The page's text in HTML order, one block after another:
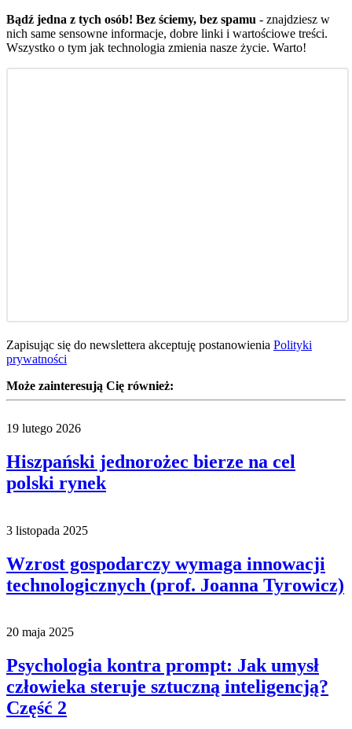
Bądź jedna z tych osób! Bez ściemy, bez spamu - znajdziesz w
nich same sensowne informacje, dobre linki i wartościowe treści.
Wszystko o tym jak technologia zmienia nasze życie. Warto!
Zapisując się do newslettera akceptuję postanowienia Polityki
prywatności
Może zainteresują Cię również:
19 lutego 2026
Hiszpański jednorożec bierze na cel
polski rynek
3 listopada 2025
Wzrost gospodarczy wymaga innowacji
technologicznych (prof. Joanna Tyrowicz)
20 maja 2025
Psychologia kontra prompt: Jak umysł
człowieka steruje sztuczną inteligencją?
Część 2